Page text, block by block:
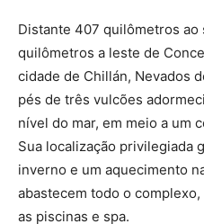
Distante 407 quilômetros ao
quilômetros a leste de
cidade de Chillán, Nevados
pés de três vulcões
nível do mar, em meio a um
Sua localização privilegiada
inverno e um aquecimento
abastecem todo o
as piscinas e spa.